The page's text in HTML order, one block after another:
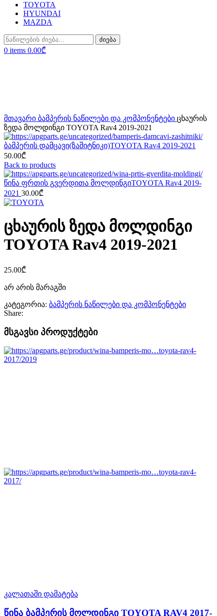
TOYOTA
HYUNDAI
MAZDA
ძიება
0 items 0.00₾
მთავარი ბამპერის ნაწილები და კომპონენტები ცხაურის
ზედა მოლდინგი TOYOTA Rav4 2019-2021
ბამპერის დამცავი(ზაშიტნიკი)TOYOTA Rav4 2019-2021
50.00₾
Back to products
წინა ფრთის გვერდითა მოლდინგიTOYOTA Rav4 2019-
2021 30.00₾
ცხაურის ზედა მოლდინგი
TOYOTA Rav4 2019-2021
25.00₾
არ არის მარაგში
კატეგორია: ბამპერის ნაწილები და კომპონენტები
Share:
მსგავსი პროდუქტები
კალათაში დამატება
წინა ბამპერის მოლდინგი TOYOTA RAV4 2017-